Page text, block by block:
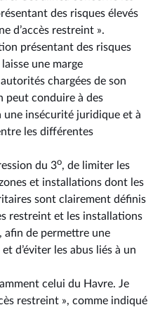
des risques élevés
d’accès restreint ».
présentant des risques
une marge
chargées de son
peut conduire à des
insécurité juridique et à
les différentes
du 3o, de limiter les
et installations dont les
sont clairement définis
restreint et les installations
afin de permettre une
d’éviter les abus liés à un
celui du Havre. Je
restreint », comme indiqué